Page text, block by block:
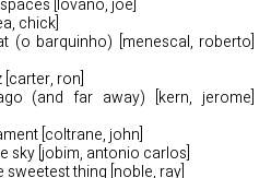
[lovano, joe]
chick]
(o barquinho) [menescal, roberto]
[carter, ron]
(and far away) [kern, jerome]
[coltrane, john]
sky [jobim, antonio carlos]
sweetest thing [noble, ray]